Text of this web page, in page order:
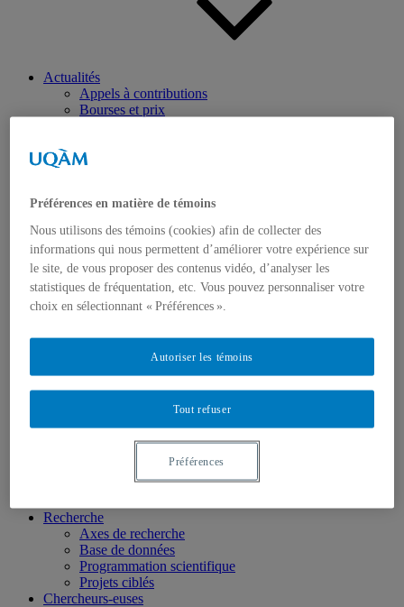
Actualités
Appels à contributions
Bourses et prix
Distinctions
Activités
Événements à venir
Perspectives et dialogue
Vidéos et baladodiffusions
Recherche
Axes de recherche
Base de données
Programmation scientifique
Projets ciblés
Chercheurs-euses
Préférences en matière de témoins
Nous utilisons des témoins (cookies) afin de collecter des
informations qui nous permettent d’améliorer votre expérience sur
le site, de vous proposer des contenus vidéo, d’analyser les
statistiques de fréquentation, etc. Vous pouvez personnaliser votre
choix en sélectionnant « Préférences ».
Tout refuser
Autoriser les témoins
Préférences